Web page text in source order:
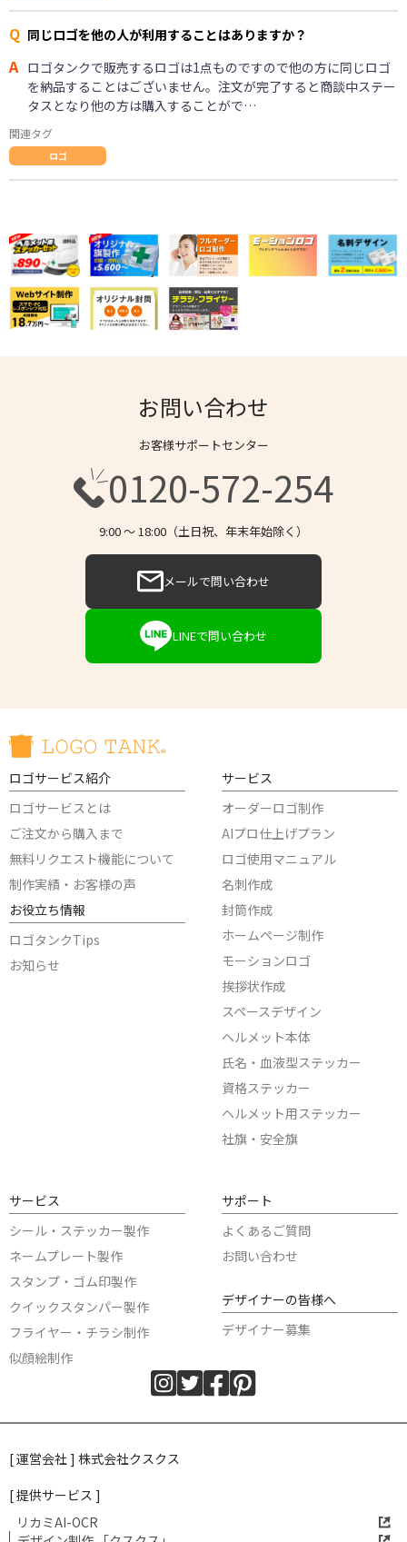
Q 同じロゴを他の人が利用することはありますか？
A ロゴタンクで販売するロゴは1点ものですので他の方に同じロゴ
を納品することはございません。注文が完了すると商談中ステー
タスとなり他の方は購入することがで…
関連タグ
ロゴ
お問い合わせ
お客様サポートセンター
0120-572-254
9:00 〜 18:00（土日祝、年末年始除く）
メールで問い合わせ
LINEで問い合わせ
ロゴサービス紹介
ロゴサービスとは
ご注文から購入まで
無料リクエスト機能について
制作実績・お客様の声
お役立ち情報
ロゴタンクTips
お知らせ
サービス
オーダーロゴ制作
AIプロ仕上げプラン
ロゴ使用マニュアル
名刺作成
封筒作成
ホームページ制作
モーションロゴ
挨拶状作成
スペースデザイン
ヘルメット本体
氏名・血液型ステッカー
資格ステッカー
ヘルメット用ステッカー
社旗・安全旗
サービス
シール・ステッカー製作
ネームプレート製作
スタンプ・ゴム印製作
クイックスタンパー製作
フライヤー・チラシ制作
似顔絵制作
サポート
よくあるご質問
お問い合わせ
デザイナーの皆様へ
デザイナー募集
[ 運営会社 ] 株式会社クスクス
[ 提供サービス ]
リカミAI-OCR